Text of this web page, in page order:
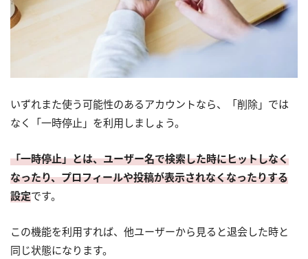
いずれまた使う可能性のあるアカウントなら、「削除」では
なく「一時停止」を利用しましょう。
「一時停止」とは、ユーザー名で検索した時にヒットしなく
なったり、プロフィールや投稿が表示されなくなったりする
設定です。
この機能を利用すれば、他ユーザーから見ると退会した時と
同じ状態になります。